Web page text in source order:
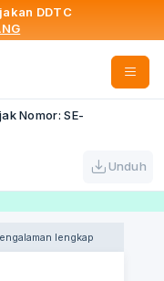
DDTC
Nomor: SE-
Unduh
lengkap